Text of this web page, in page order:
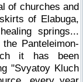
of churches and
of Elabuga,
springs...
Panteleimon-
it has been
"Svyatoy Kluch